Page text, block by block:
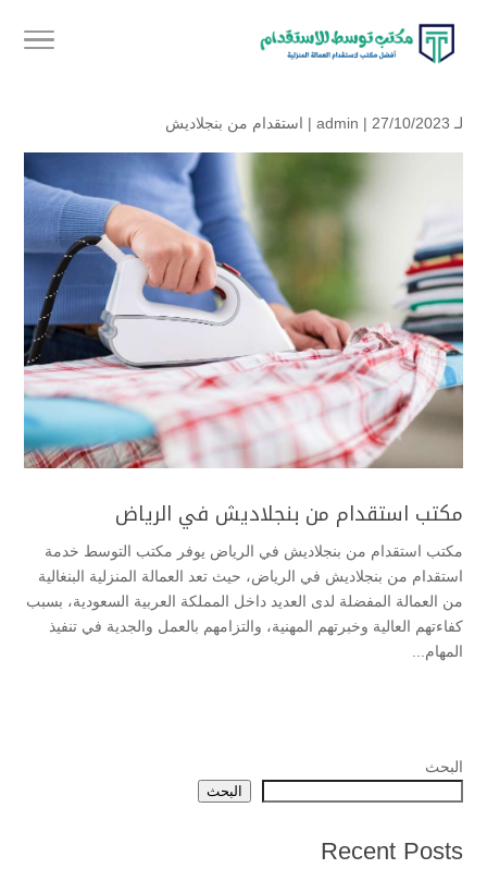
لـ admin | 27/10/2023 | استقدام من بنجلاديش
مكتب استقدام من بنجلاديش في الرياض
مكتب استقدام من بنجلاديش في الرياض يوفر مكتب التوسط خدمة
استقدام من بنجلاديش في الرياض، حيث تعد العمالة المنزلية البنغالية
من العمالة المفضلة لدى العديد داخل المملكة العربية السعودية، بسبب
كفاءتهم العالية وخبرتهم المهنية، والتزامهم بالعمل والجدية في تنفيذ
المهام...
البحث
البحث
Recent Posts